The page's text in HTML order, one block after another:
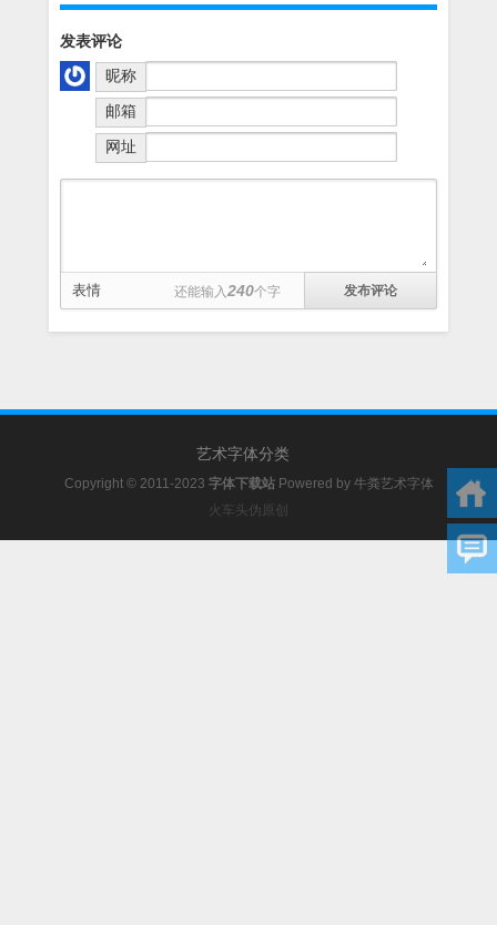
发表评论
昵称
邮箱
网址
表情 还能输入240个字
艺术字体分类
Copyright © 2011-2023 字体下载站 Powered by 牛粪艺术字体
火车头伪原创